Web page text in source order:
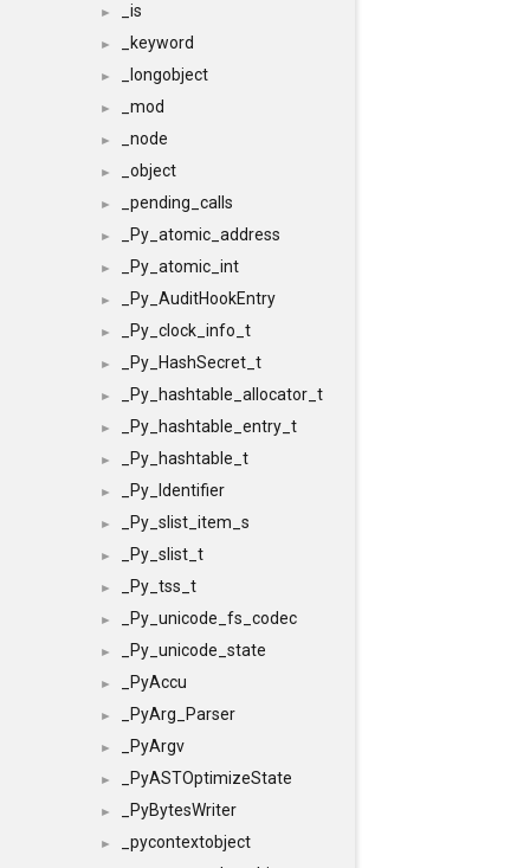
► _is
► _keyword
► _longobject
► _mod
► _node
► _object
► _pending_calls
► _Py_atomic_address
► _Py_atomic_int
► _Py_AuditHookEntry
► _Py_clock_info_t
► _Py_HashSecret_t
► _Py_hashtable_allocator_t
► _Py_hashtable_entry_t
► _Py_hashtable_t
► _Py_Identifier
► _Py_slist_item_s
► _Py_slist_t
► _Py_tss_t
► _Py_unicode_fs_codec
► _Py_unicode_state
► _PyAccu
► _PyArg_Parser
► _PyArgv
► _PyASTOptimizeState
► _PyBytesWriter
►
_pycontextobject